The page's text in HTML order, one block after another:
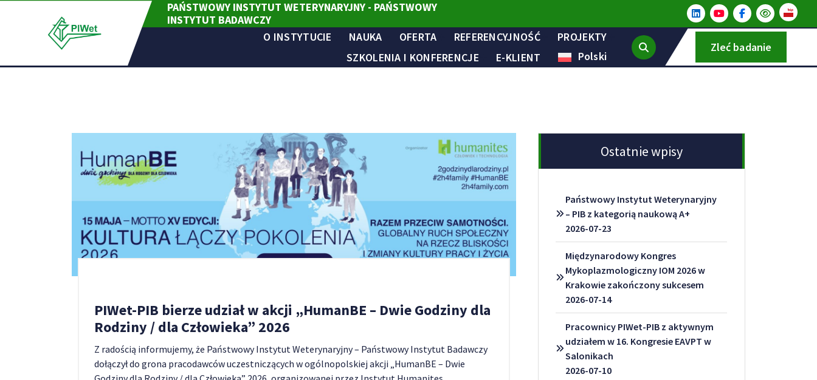
PAŃSTWOWY INSTYTUT WETERYNARYJNY - PAŃSTWOWY
INSTYTUT BADAWCZY
O INSTYTUCIE
NAUKA OFERTA REFERENCYJNOŚĆ
PROJEKTY
SZKOLENIA I KONFERENCJE
E-KLIENT Polski
Zleć badanie
PIWet-PIB bierze udział w akcji „HumanBE – Dwie Godziny dla
Rodziny / dla Człowieka” 2026
Z radością informujemy, że Państwowy Instytut Weterynaryjny – Państwowy Instytut Badawczy
dołączył do grona pracodawców uczestniczących w ogólnopolskiej akcji „HumanBE – Dwie
Ostatnie wpisy
Państwowy Instytut Weterynaryjny
– PIB z kategorią naukową A+
2026-07-23
Międzynarodowy Kongres
Mykoplazmologiczny IOM 2026 w
Krakowie zakończony sukcesem
2026-07-14
Pracownicy PIWet-PIB z aktywnym
udziałem w 16. Kongresie EAVPT w
Salonikach
2026-07-10